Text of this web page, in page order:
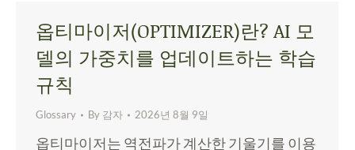
옵티마이저(OPTIMIZER)란? AI 모
델의 가중치를 업데이트하는 학습
규칙
Glossary By 감자 2026년 8월 9일
옵티마이저는 역전파가 계산한 기울기를 이용